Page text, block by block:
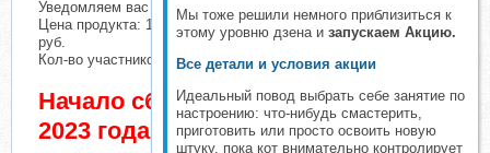
Мы тоже решили немного приблизиться к
этому уровню дзена и запускаем Акцию.
Все детали и условия акции
Идеальный повод выбрать себе занятие по
настроению: что-нибудь смастерить,
приготовить или просто освоить новую
штуку, пока кот внимательно контролирует
Уведомляем вас о начале сбора взносов.
Цена продукта: 1390 руб. Взнос с каждого участника: 100
руб.
Кол-во участников в основном списке: 2 чел.
Начало сбора взносов 31 Март
2023 года